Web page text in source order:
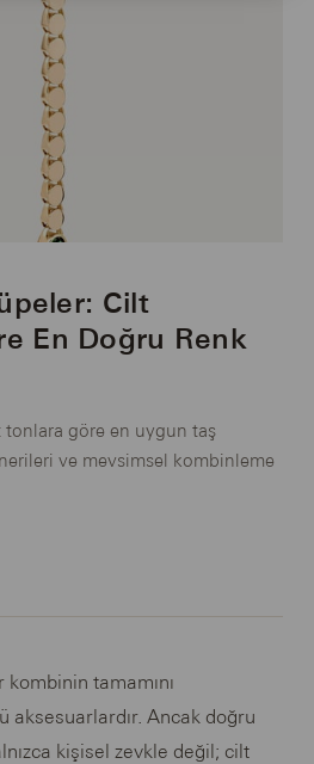
Cilt
En Doğru Renk
tonlara göre en uygun taş
ve mevsimsel kombinleme
kombinin tamamını
aksesuarlardır. Ancak doğru
kişisel zevkle değil; cilt